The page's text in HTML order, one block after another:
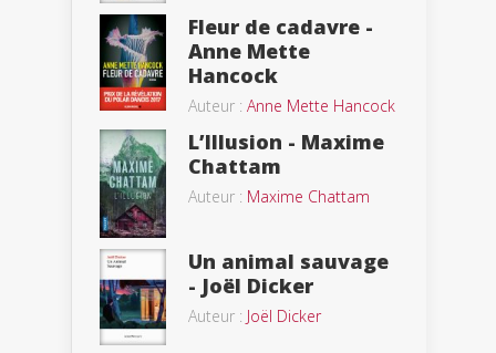
Fleur de cadavre -
Anne Mette
Hancock
Auteur : Anne Mette Hancock
L’Illusion - Maxime
Chattam
Auteur : Maxime Chattam
Un animal sauvage
- Joël Dicker
Auteur : Joël Dicker